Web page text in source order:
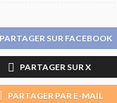
PARTAGER SUR FACEBOOK
PARTAGER SUR X
PARTAGER PAR E-MAIL